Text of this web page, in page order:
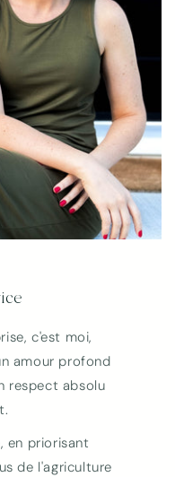
c'est moi,
amour profond
respect absolu
en priorisant
de l'agriculture